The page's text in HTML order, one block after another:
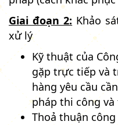
Giai đoạn 2: Khảo
xử lý
Kỹ thuật của
gặp trực tiếp và
hàng yêu cầu
pháp thi công
Thoả thuận